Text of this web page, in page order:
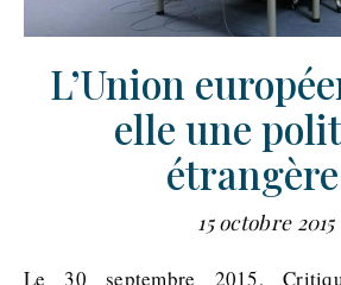
L’Union
elle une
15 octobre 2015
Le 30 septembre 2015, Critique de la Raison